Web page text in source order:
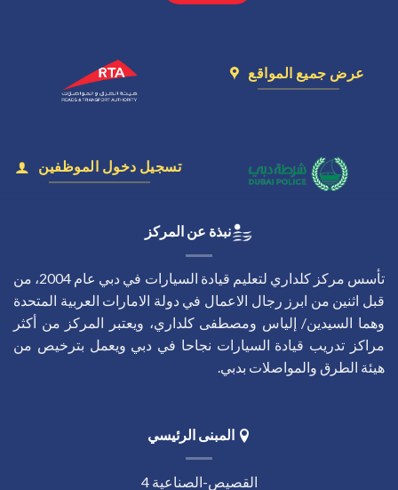
عرض جميع المواقع
تسجيل دخول الموظفين
نبذة عن المركز
تأسس مركز كلداري لتعليم قيادة السيارات في دبي عام 2004، من
قبل اثنين من ابرز رجال الاعمال في دولة الامارات العربية المتحدة
وهما السيدين/ إلياس ومصطفى كلداري، ويعتبر المركز من أكثر
مراكز تدريب قيادة السيارات نجاحا في دبي ويعمل بترخيص من
هيئة الطرق والمواصلات بدبي.
المبنى الرئيسي
القصيص-الصناعية 4